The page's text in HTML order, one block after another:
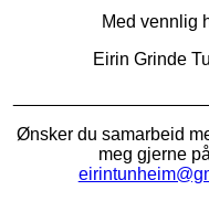
Med vennlig
Eirin Grinde
Ønsker du samarbeid
meg gjerne